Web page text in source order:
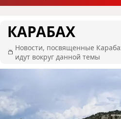
КАРАБАХ
Новости, посвященные
идут вокруг данной темы